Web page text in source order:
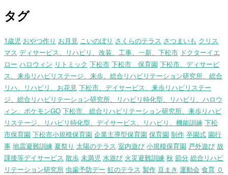
タグ
1歳児 おやつ作り お月見 こいのぼり さくらのテラス さつまいも クリス
マス ディサービス、リハビリ、改装、工事、一新、下松市 ドクターイエ
ロー ハロウィン リトミック 下松市 下松市 保育園 下松市、ディサービ
ス、来歩リハビリステージ、来歩、総合リハビリテーション研究所、総合
リハ、リハビリ、お花見 下松市、デイサービス、来歩リハビリステー
ジ、総合リハビリテーション研究所、リハビリ特化型、リハビリ、ハロウ
ィン、ポケモンGO 下松市、総合リハビリテーション研究所、来歩リハビ
リステージ、リハビリ特化型、デイサービス、リハビリ、機能訓練 下松
市保育園 下松市小規模保育園 企業主導型保育園 保育園 制作 卒園式 園行
事 地震避難訓練 夏祭り 太陽のテラス 室内遊び 小規模保育園 戸外遊び 放
課後等デイサービス 散歩 未満児 水遊び 火災避難訓練 秋 節分 総合リハビ
リテーション研究所 虫歯予防デー 虹のテラス 製作 豆まき 運動会 食育 ０